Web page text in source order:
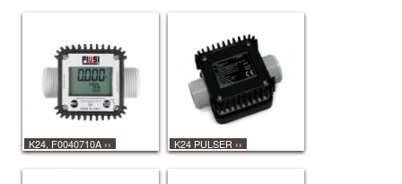
K24, F0040710A ›› K24 PULSER ››